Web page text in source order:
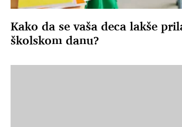
Kako da se vaša deca lakše
školskom danu?